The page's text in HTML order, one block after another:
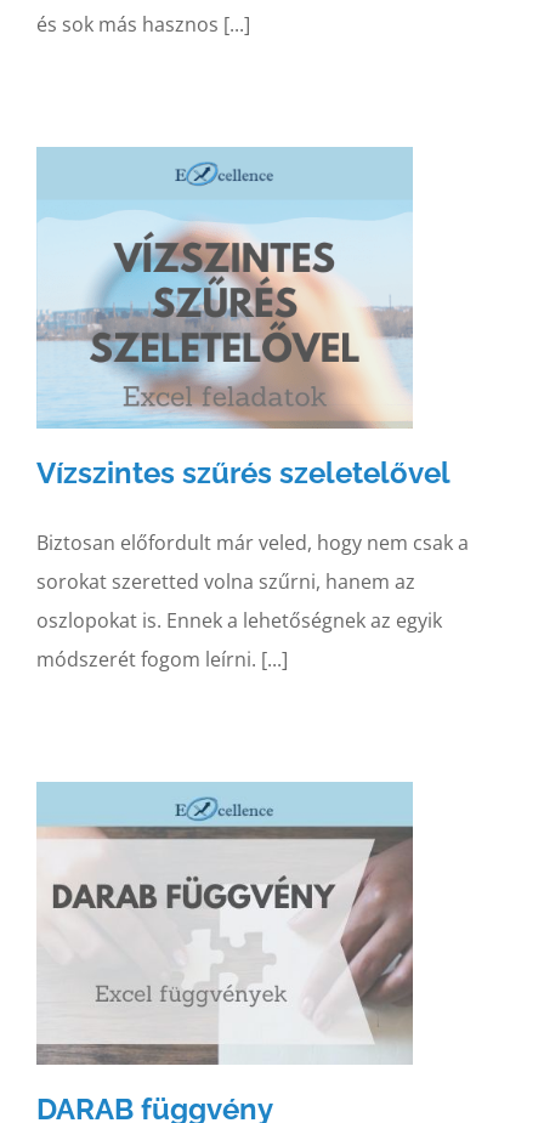
és sok más hasznos [...]
Vízszintes szűrés szeletelővel
Biztosan előfordult már veled, hogy nem csak a
sorokat szeretted volna szűrni, hanem az
oszlopokat is. Ennek a lehetőségnek az egyik
módszerét fogom leírni. [...]
DARAB függvény